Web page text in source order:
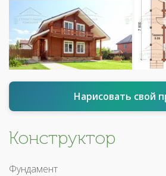
Нарисовать свой
Конструктор
Фундамент